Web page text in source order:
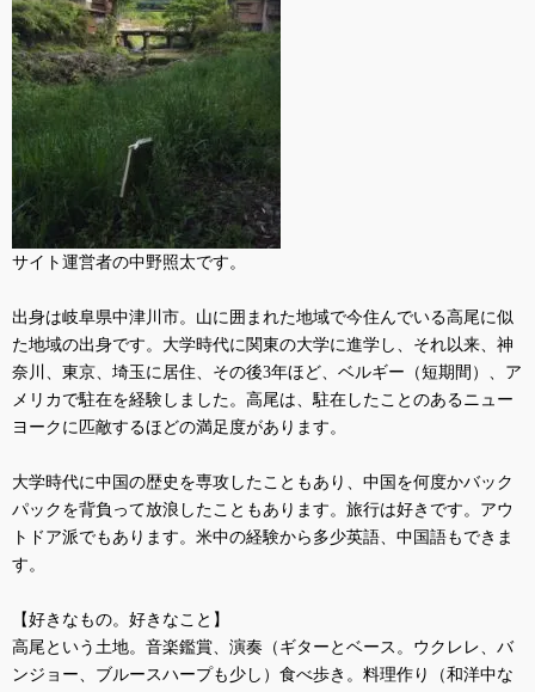
サイト運営者の中野照太です。
出身は岐阜県中津川市。山に囲まれた地域で今住んでいる高尾に似
た地域の出身です。大学時代に関東の大学に進学し、それ以来、神
奈川、東京、埼玉に居住、その後3年ほど、ベルギー（短期間）、ア
メリカで駐在を経験しました。高尾は、駐在したことのあるニュー
ヨークに匹敵するほどの満足度があります。
大学時代に中国の歴史を専攻したこともあり、中国を何度かバック
パックを背負って放浪したこともあります。旅行は好きです。アウ
トドア派でもあります。米中の経験から多少英語、中国語もできま
す。
【好きなもの。好きなこと】
高尾という土地。音楽鑑賞、演奏（ギターとベース。ウクレレ、バ
ンジョー、ブルースハープも少し）食べ歩き。料理作り（和洋中な